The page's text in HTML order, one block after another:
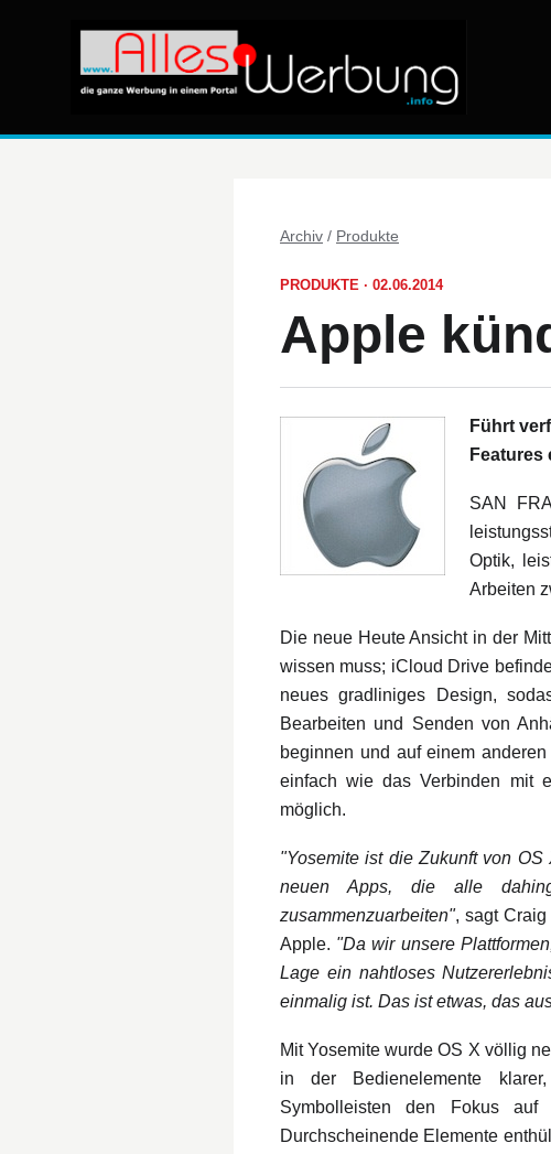
Archiv / Produkte
PRODUKTE · 02.06.2014
Apple
Führt
Features
SAN
Optik,
Arbeiten
Die neue Heute Ansicht in der
wissen muss; iCloud Drive
neues gradliniges Design,
Bearbeiten und Senden von
beginnen und auf einem
einfach wie das Verbinden mit
möglich.
"Yosemite ist die Zukunft von
neuen Apps, die alle
zusammenzuarbeiten", sagt
Apple. "Da wir unsere
Lage ein nahtloses
einmalig ist. Das ist etwas, das
Mit Yosemite wurde OS X völlig
in der Bedienelemente
Symbolleisten den Fokus
Durchscheinende Elemente